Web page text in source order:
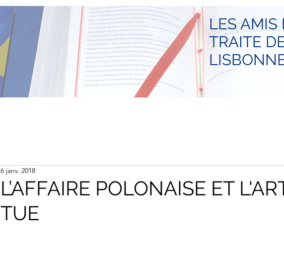
LES AMIS
TRAITE
L’AFFAIRE POLONAISE ET
TUE
6 janv. 2018